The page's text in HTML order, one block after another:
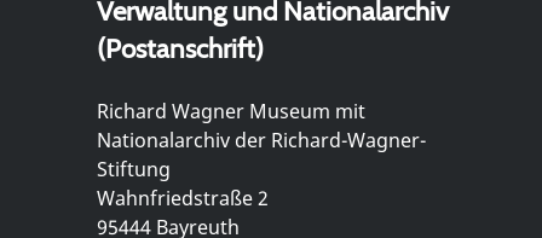
Verwaltung und Nationalarchiv
(Postanschrift)
Richard Wagner Museum mit
Nationalarchiv der Richard-Wagner-
Stiftung
Wahnfriedstraße 2
95444 Bayreuth